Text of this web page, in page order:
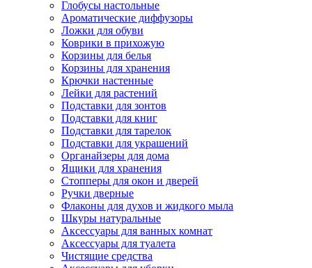
Глобусы настольные
Ароматические диффузоры
Ложки для обуви
Коврики в прихожую
Корзины для белья
Корзины для хранения
Крючки настенные
Лейки для растений
Подставки для зонтов
Подставки для книг
Подставки для тарелок
Подставки для украшений
Органайзеры для дома
Ящики для хранения
Стопперы для окон и дверей
Ручки дверные
Флаконы для духов и жидкого мыла
Шкуры натуральные
Аксессуары для ванных комнат
Аксессуары для туалета
Чистящие средства